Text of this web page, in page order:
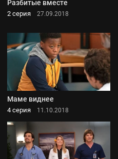
Разбитые вместе
2 серия 27.09.2018
Маме виднее
4 серия 11.10.2018